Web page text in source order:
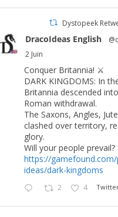
Dystopeek
DracoIdeas English
2 Juin
Conquer Britannia! ⚔️
DARK KINGDOMS: In
Britannia descended
Roman withdrawal.
The Saxons, Angles,
clashed over territory,
glory.
Will your people prevail?
https://
ideas/dark-kingdoms
2 4